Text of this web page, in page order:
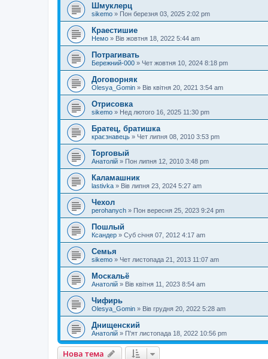
Шмуклерц
sikemo » Пон березня 03, 2025 2:02 pm
Краестишие
Немо » Вів жовтня 18, 2022 5:44 am
Потрагивать
Бережний-000 » Чет жовтня 10, 2024 8:18 pm
Договорняк
Olesya_Gomin » Вів квітня 20, 2021 3:54 am
Отрисовка
sikemo » Нед лютого 16, 2025 11:30 pm
Братец, братишка
краєзнавець » Чет липня 08, 2010 3:53 pm
Торговый
Анатолій » Пон липня 12, 2010 3:48 pm
Каламашник
lastivka » Вів липня 23, 2024 5:27 am
Чехол
perohanych » Пон вересня 25, 2023 9:24 pm
Пошлый
Ксандер » Суб січня 07, 2012 4:17 am
Семья
sikemo » Чет листопада 21, 2013 11:07 am
Москальё
Анатолій » Вів квітня 11, 2023 8:54 am
Чифирь
Olesya_Gomin » Вів грудня 20, 2022 5:28 am
Днищенский
Анатолій » П'ят листопада 18, 2022 10:56 pm
Нова тема